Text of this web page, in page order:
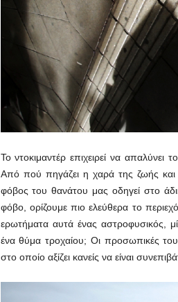
Το ντοκιμαντέρ επιχειρεί να
Από πού πηγάζει η χαρά της ζωής και
φόβος του θανάτου μας οδηγεί στο
φόβο, ορίζουμε πιο ελεύθερα το
ερωτήματα αυτά ένας αστροφυσικός,
ένα θύμα τροχαίου; Οι προσωπικές
στο οποίο αξίζει κανείς να είναι